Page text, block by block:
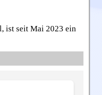
ist seit Mai 2023 ein